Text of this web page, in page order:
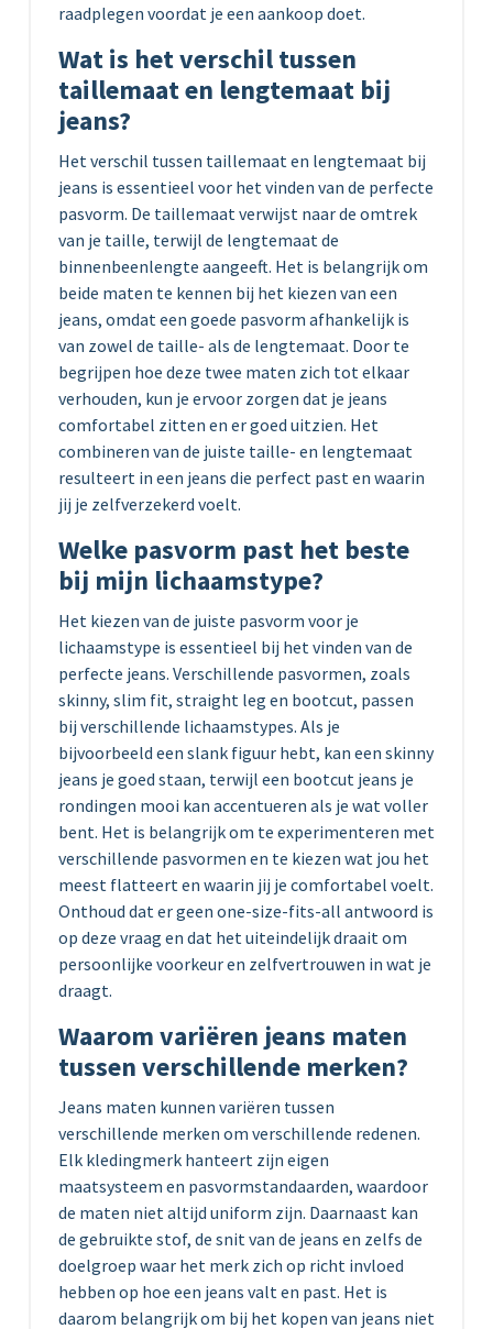
raadplegen voordat je een aankoop doet.
Wat is het verschil tussen
taillemaat en lengtemaat bij
jeans?
Het verschil tussen taillemaat en lengtemaat bij
jeans is essentieel voor het vinden van de perfecte
pasvorm. De taillemaat verwijst naar de omtrek
van je taille, terwijl de lengtemaat de
binnenbeenlengte aangeeft. Het is belangrijk om
beide maten te kennen bij het kiezen van een
jeans, omdat een goede pasvorm afhankelijk is
van zowel de taille- als de lengtemaat. Door te
begrijpen hoe deze twee maten zich tot elkaar
verhouden, kun je ervoor zorgen dat je jeans
comfortabel zitten en er goed uitzien. Het
combineren van de juiste taille- en lengtemaat
resulteert in een jeans die perfect past en waarin
jij je zelfverzekerd voelt.
Welke pasvorm past het beste
bij mijn lichaamstype?
Het kiezen van de juiste pasvorm voor je
lichaamstype is essentieel bij het vinden van de
perfecte jeans. Verschillende pasvormen, zoals
skinny, slim fit, straight leg en bootcut, passen
bij verschillende lichaamstypes. Als je
bijvoorbeeld een slank figuur hebt, kan een skinny
jeans je goed staan, terwijl een bootcut jeans je
rondingen mooi kan accentueren als je wat voller
bent. Het is belangrijk om te experimenteren met
verschillende pasvormen en te kiezen wat jou het
meest flatteert en waarin jij je comfortabel voelt.
Onthoud dat er geen one-size-fits-all antwoord is
op deze vraag en dat het uiteindelijk draait om
persoonlijke voorkeur en zelfvertrouwen in wat je
draagt.
Waarom variëren jeans maten
tussen verschillende merken?
Jeans maten kunnen variëren tussen
verschillende merken om verschillende redenen.
Elk kledingmerk hanteert zijn eigen
maatsysteem en pasvormstandaarden, waardoor
de maten niet altijd uniform zijn. Daarnaast kan
de gebruikte stof, de snit van de jeans en zelfs de
doelgroep waar het merk zich op richt invloed
hebben op hoe een jeans valt en past. Het is
daarom belangrijk om bij het kopen van jeans niet